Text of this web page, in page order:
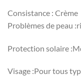
Consistance : Crème
Problèmes de peau
Protection solaire
Visage :Pour tous